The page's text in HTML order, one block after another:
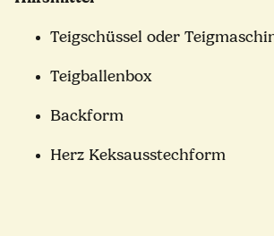
Teigschüssel oder
Teigballenbox
Backform
Herz Keksausstechform